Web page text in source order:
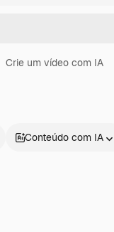
Crie um vídeo com IA
Conteúdo com IA